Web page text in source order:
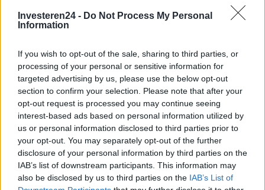
Investeren24 - Do Not Process My Personal
Information
If you wish to opt-out of the sale, sharing to third parties, or
processing of your personal or sensitive information for
targeted advertising by us, please use the below opt-out
section to confirm your selection. Please note that after your
opt-out request is processed you may continue seeing
interest-based ads based on personal information utilized by
us or personal information disclosed to third parties prior to
your opt-out. You may separately opt-out of the further
disclosure of your personal information by third parties on the
IAB’s list of downstream participants. This information may
also be disclosed by us to third parties on the IAB’s List of
kunnen een grote bijdrage leveren aan het vergroten van
hun kansen op succes.
Ten slotte is het belangrijk om bewustzijn te creëren over
de financieringsgendergap en de onderliggende factoren.
Door open gesprekken en educatie kunnen we bijdragen
aan een gelijkwaardige toegang tot kapitaal voor alle
ondernemers.
AUTEUR
Sven Bakker